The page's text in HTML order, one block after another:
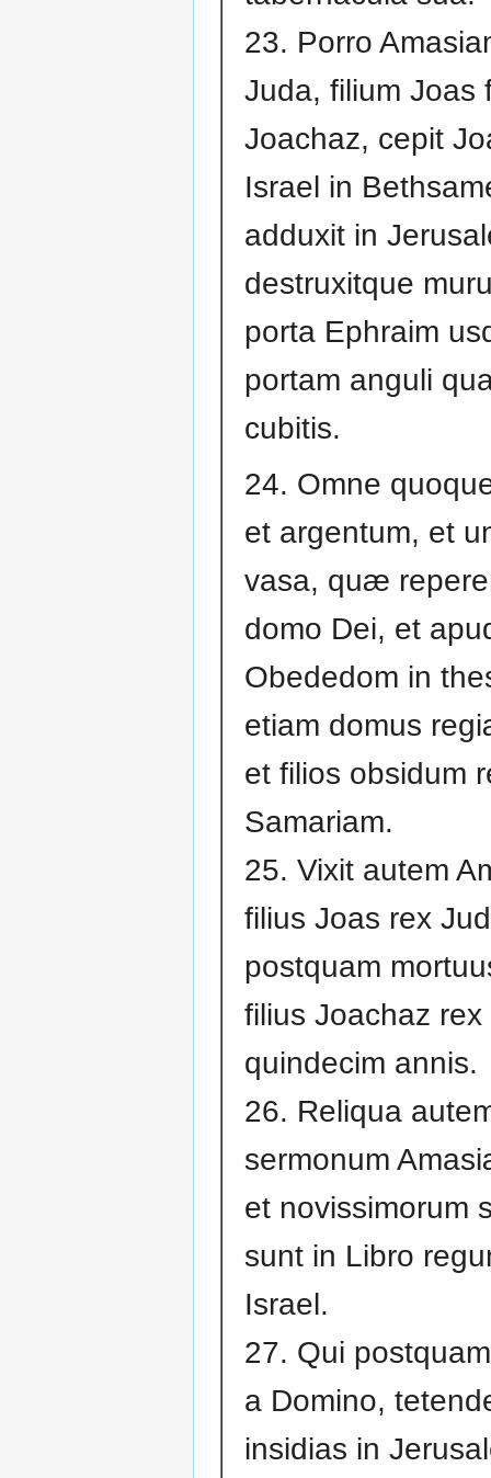
23. Porro
Juda, filium Joas
Joachaz, cepit
Israel in
adduxit in
destruxitque
porta Ephraim
portam anguli
cubitis.
24. Omne
et argentum, et
vasa, quæ
domo Dei, et
Obededom in
etiam domus
et filios obsidum
Samariam.
25. Vixit autem
filius Joas rex
postquam
filius Joachaz rex
quindecim annis.
26. Reliqua
sermonum
et novissimorum
sunt in Libro
Israel.
27. Qui
a Domino,
insidias in